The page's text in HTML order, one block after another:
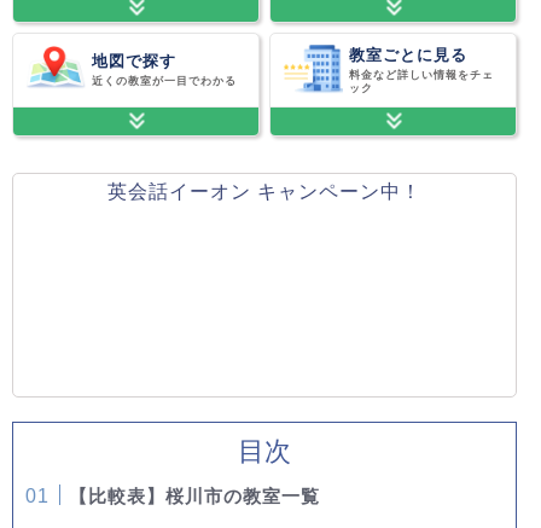
地図で探す
近くの教室が一目でわかる
教室ごとに見る
料金など詳しい情報をチェ
ック
英会話イーオン キャンペーン中！
目次
【比較表】桜川市の教室一覧